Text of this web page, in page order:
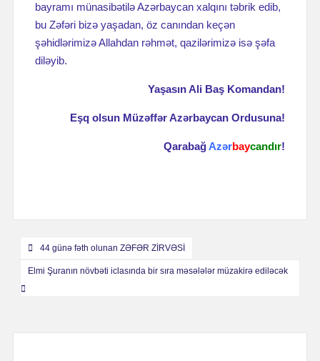
bayramı münasibətilə Azərbaycan xalqını təbrik edib,
bu Zəfəri bizə yaşadan, öz canından keçən
şəhidlərimizə Allahdan rəhmət, qazilərimizə isə şəfa
diləyib.
Yaşasın Ali Baş Komandan!
Eşq olsun Müzəffər Azərbaycan Ordusuna!
QarabağAzərbaycandır!
Навигация
по
записям
44 günə fəth olunan ZƏFƏR ZİRVƏSİ
Elmi Şuranın növbəti iclasında bir sıra məsələlər müzakirə ediləcək